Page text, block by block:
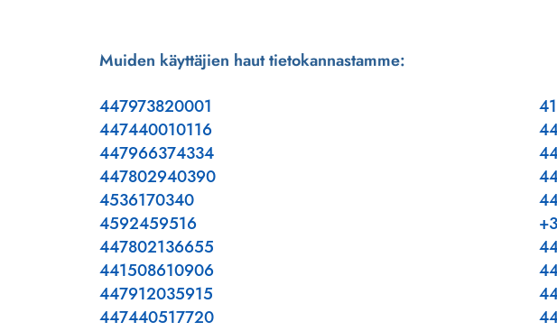
Muiden käyttäjien haut tietokannastamme:
447973820001
447440010116
447966374334
447802940390
4536170340
4592459516
447802136655
441508610906
447912035915
447440517720